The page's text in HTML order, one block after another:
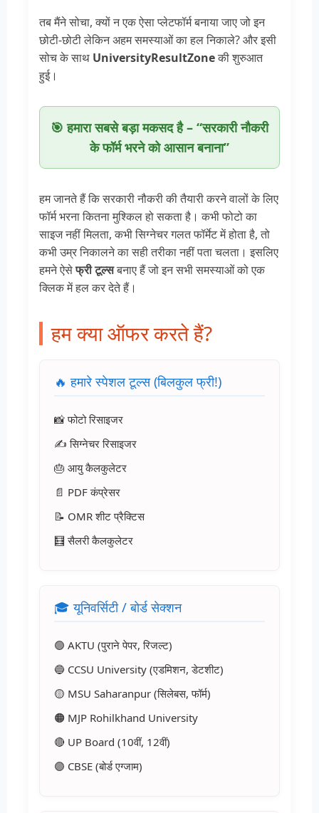
तब मैंने सोचा, क्यों न एक ऐसा प्लेटफॉर्म बनाया जाए जो इन
छोटी-छोटी लेकिन अहम समस्याओं का हल निकाले? और इसी
सोच के साथ UniversityResultZoneकी शुरुआत
हुई।
🎯 हमारा सबसे बड़ा मकसद है – “सरकारी नौकरी
के फॉर्म भरने को आसान बनाना”
हम जानते हैं कि सरकारी नौकरी की तैयारी करने वालों के लिए
फॉर्म भरना कितना मुश्किल हो सकता है। कभी फोटो का
साइज नहीं मिलता, कभी सिग्नेचर गलत फॉर्मेट में होता है, तो
कभी उम्र निकालने का सही तरीका नहीं पता चलता। इसलिए
हमने ऐसेफ्री टूल्सबनाए हैं जो इन सभी समस्याओं को एक
क्लिक में हल कर देते हैं।
हम क्या ऑफर करते हैं?
🔥 हमारे स्पेशल टूल्स (बिलकुल फ्री!)
📸 फोटो रिसाइजर
✍️ सिग्नेचर रिसाइजर
🎂 आयु कैलकुलेटर
📄 PDF कंप्रेसर
📝 OMR शीट प्रैक्टिस
🧮 सैलरी कैलकुलेटर
🎓 यूनिवर्सिटी / बोर्ड सेक्शन
🟢 AKTU (पुराने पेपर, रिजल्ट)
🔵 CCSU University (एडमिशन, डेटशीट)
🟡 MSU Saharanpur (सिलेबस, फॉर्म)
🟠 MJP Rohilkhand University
🔴 UP Board (10वीं, 12वीं)
🟣 CBSE (बोर्ड एग्जाम)